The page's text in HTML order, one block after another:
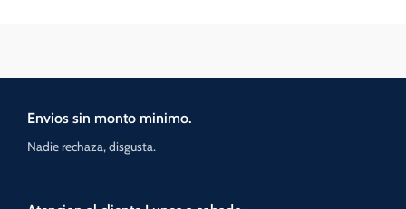
Envios sin monto minimo.
Nadie rechaza, disgusta.